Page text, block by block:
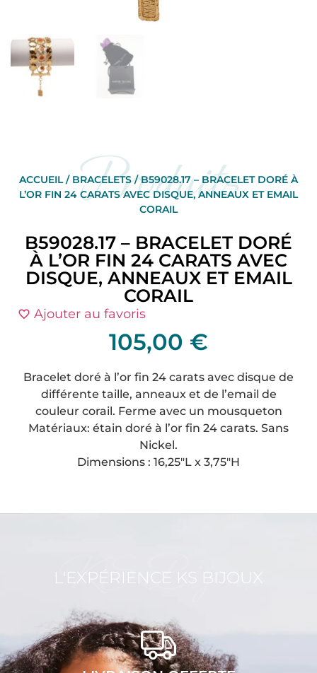
Produits
ACCUEIL/ BRACELETS/ B59028.17 – BRACELET DORÉ À
L’OR FIN 24 CARATS AVEC DISQUE, ANNEAUX ET EMAIL
CORAIL
B59028.17 – BRACELET DORÉ
À L’OR FIN 24 CARATS AVEC
DISQUE, ANNEAUX ET EMAIL
CORAIL
Ajouter au favoris
105,00 €
Bracelet doré à l’or fin 24 carats avec disque de
différente taille, anneaux et de l’email de
couleur corail. Ferme avec un mousqueton
Matériaux: étain doré à l’or fin 24 carats. Sans
Nickel.
Dimensions : 16,25″L x 3,75″H
KS Bijoux
L'EXPÉRIENCE KS BIJOUX